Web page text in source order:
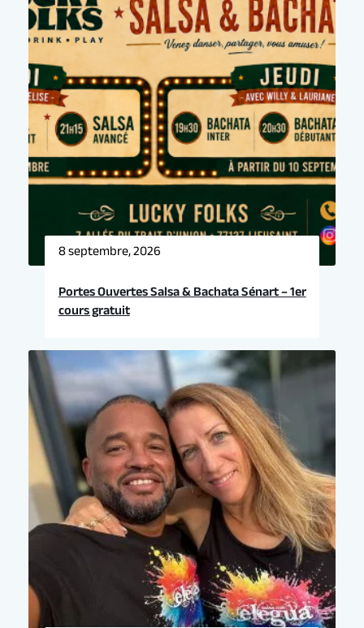
8 septembre, 2026
Portes Ouvertes Salsa & Bachata Sénart – 1er
cours gratuit
Événement précédent
Prochain événement